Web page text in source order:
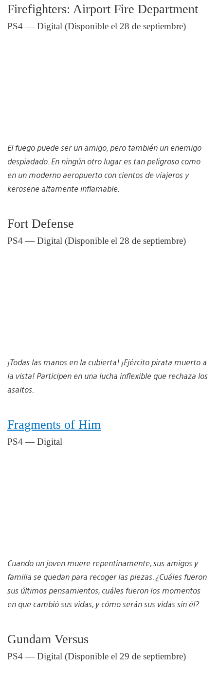
Firefighters: Airport Fire Department
PS4 — Digital (Disponible el 28 de septiembre)
El fuego puede ser un amigo, pero también un enemigo
despiadado. En ningún otro lugar es tan peligroso como
en un moderno aeropuerto con cientos de viajeros y
kerosene altamente inflamable.
Fort Defense
PS4 — Digital (Disponible el 28 de septiembre)
¡Todas las manos en la cubierta! ¡Ejército pirata muerto a
la vista! Participen en una lucha inflexible que rechaza los
asaltos.
Fragments of Him
PS4 — Digital
Cuando un joven muere repentinamente, sus amigos y
familia se quedan para recoger las piezas. ¿Cuáles fueron
sus últimos pensamientos, cuáles fueron los momentos
en que cambió sus vidas, y cómo serán sus vidas sin él?
Gundam Versus
PS4 — Digital (Disponible el 29 de septiembre)